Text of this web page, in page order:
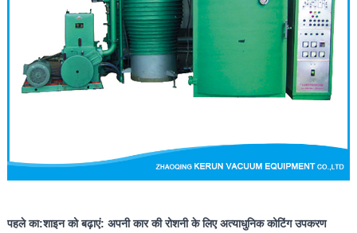
पहले का:शाइन को बढ़ाएं: अपनी कार की रोशनी के लिए अत्याधुनिक कोटिंग उपकरण